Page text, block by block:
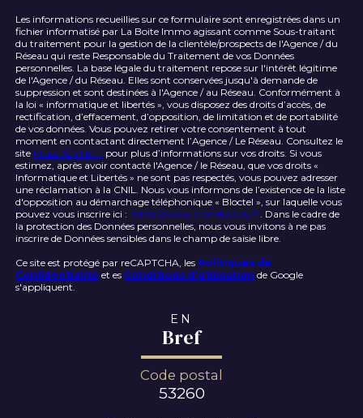
Les informations recueillies sur ce formulaire sont enregistrées dans un
fichier informatisé par La Boite Immo agissant comme Sous-traitant
du traitement pour la gestion de la clientèle/prospects de l'Agence / du
Réseau qui reste Responsable du Traitement de vos Données
personnelles. La base légale du traitement repose sur l'intérêt légitime
de l'Agence / du Réseau. Elles sont conservées jusqu'à demande de
suppression et sont destinées à l'Agence / au Réseau. Conformément à
la loi « informatique et libertés », vous disposez des droits d’accès, de
rectification, d’effacement, d’opposition, de limitation et de portabilité
de vos données. Vous pouvez retirer votre consentement à tout
moment en contactant directement l’Agence / Le Réseau. Consultez le
site https://cnil.fr/fr pour plus d’informations sur vos droits. Si vous
estimez, après avoir contacté l'Agence / le Réseau, que vos droits «
Informatique et Libertés » ne sont pas respectés, vous pouvez adresser
une réclamation à la CNIL. Nous vous informons de l’existence de la liste
d'opposition au démarchage téléphonique « Bloctel », sur laquelle vous
pouvez vous inscrire ici : https://www.bloctel.gouv.fr. Dans le cadre de
la protection des Données personnelles, nous vous invitons à ne pas
inscrire de Données sensibles dans le champ de saisie libre.
Ce site est protégé par reCAPTCHA, les Politiques de
Confidentialité et es Conditions d'utilisation de Google
s'appliquent.
EN
Bref
Code postal
53260